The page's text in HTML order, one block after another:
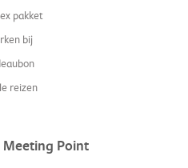
pakket
bij
reizen
Meeting Point